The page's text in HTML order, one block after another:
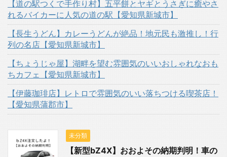
【道の駅つくで手作り村】五平餅とヤギとうさぎに癒やさ
れるバイカーに人気の道の駅【愛知県新城市】
【長生うどん】カレーうどんが絶品！地元民も激推し！行
列の名店【愛知県新城市】
【ちょうじゃ屋】湖畔を望む雰囲気のいいおしゃれなおも
ちカフェ【愛知県新城市】
【伊藤珈琲店】レトロで雰囲気のいい落ちつける喫茶店！
【愛知県蒲郡市】
未分類
【新型bZ4X】おおよその納期判明！車の